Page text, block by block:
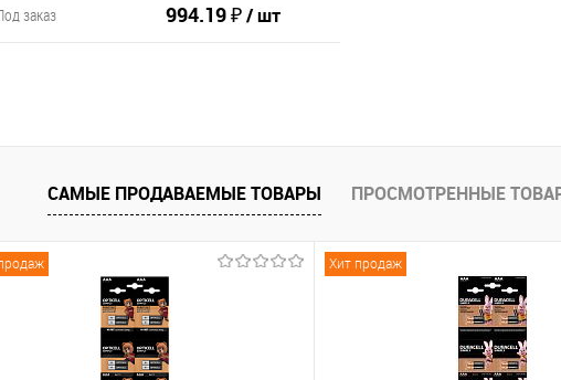
994.19 ₽/ шт
заказ
К сравнению В избранное
САМЫЕ ПРОДАВАЕМЫЕ ТОВАРЫ ПРОСМОТРЕННЫЕ
Хит продаж